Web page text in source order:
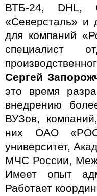
ВТБ-24, DHL,
«Северсталь» и
для компаний
специалист
Сергей
это время
внедрению
ВУЗов,
них ОАО
университет,
МЧС России,
Имеет опыт
Работает